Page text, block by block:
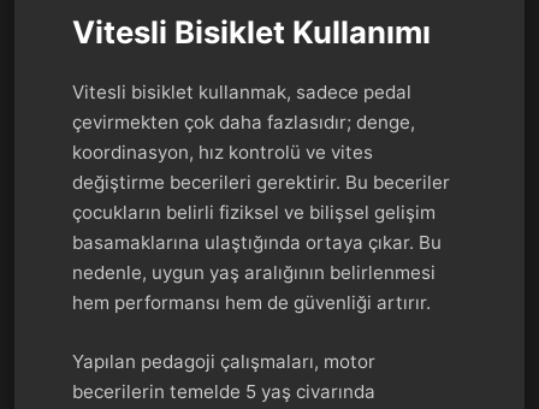
Vitesli Bisiklet Kullanımı
Vitesli bisiklet kullanmak, sadece pedal
çevirmekten çok daha fazlasıdır; denge,
koordinasyon, hız kontrolü ve vites
değiştirme becerileri gerektirir. Bu beceriler
çocukların belirli fiziksel ve bilişsel gelişim
basamaklarına ulaştığında ortaya çıkar. Bu
nedenle, uygun yaş aralığının belirlenmesi
hem performansı hem de güvenliği artırır.
Yapılan pedagoji çalışmaları, motor
becerilerin temelde 5 yaş civarında